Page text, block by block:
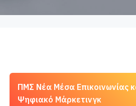
ΠΜΣ Νέα Μέσα Επικοινωνίας
Ψηφιακό Μάρκετινγκ